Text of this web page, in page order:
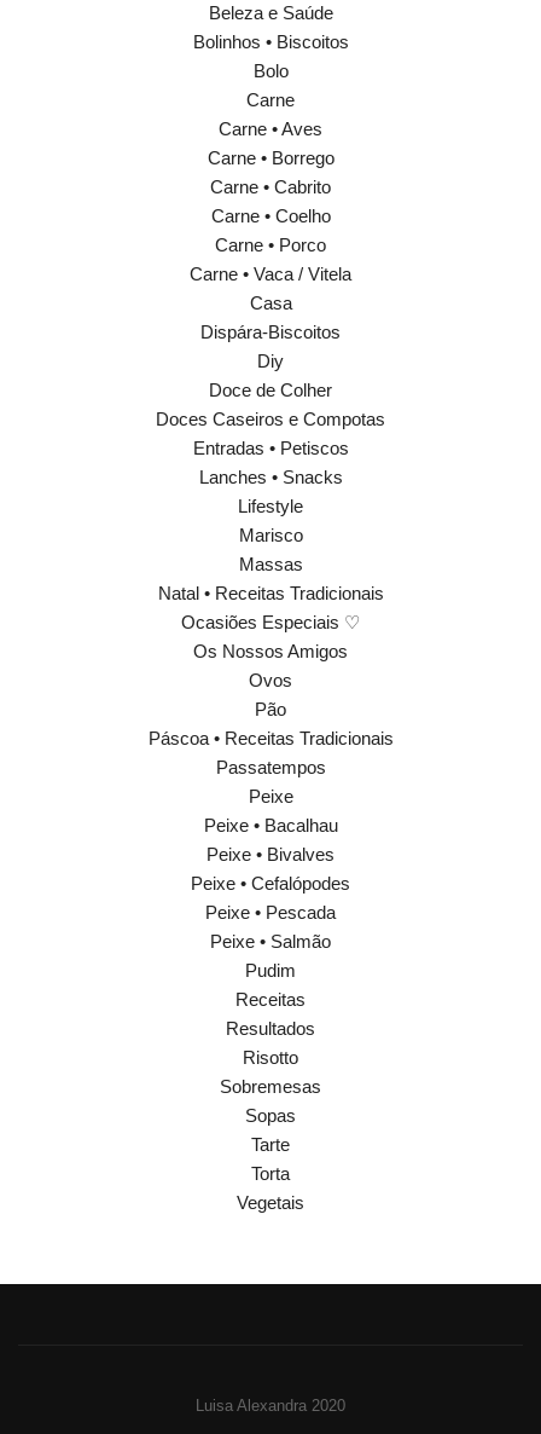
Beleza e Saúde
Bolinhos • Biscoitos
Bolo
Carne
Carne • Aves
Carne • Borrego
Carne • Cabrito
Carne • Coelho
Carne • Porco
Carne • Vaca / Vitela
Casa
Dispára-Biscoitos
Diy
Doce de Colher
Doces Caseiros e Compotas
Entradas • Petiscos
Lanches • Snacks
Lifestyle
Marisco
Massas
Natal • Receitas Tradicionais
Ocasiões Especiais ♡
Os Nossos Amigos
Ovos
Pão
Páscoa • Receitas Tradicionais
Passatempos
Peixe
Peixe • Bacalhau
Peixe • Bivalves
Peixe • Cefalópodes
Peixe • Pescada
Peixe • Salmão
Pudim
Receitas
Resultados
Risotto
Sobremesas
Sopas
Tarte
Torta
Vegetais
Luisa Alexandra 2020